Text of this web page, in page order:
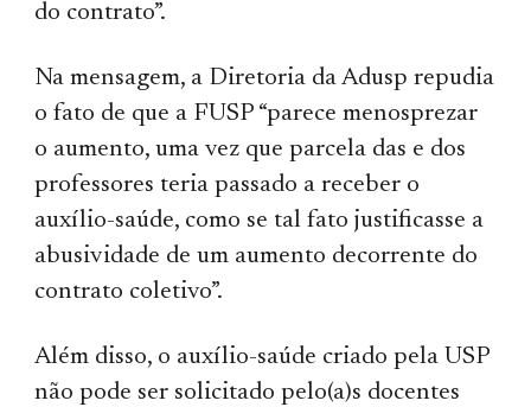
do contrato”.
Na mensagem, a Diretoria da Adusp repudia
o fato de que a FUSP “parece menosprezar
o aumento, uma vez que parcela das e dos
professores teria passado a receber o
auxílio-saúde, como se tal fato justificasse a
abusividade de um aumento decorrente do
contrato coletivo”.
Além disso, o auxílio-saúde criado pela USP
não pode ser solicitado pelo(a)s docentes